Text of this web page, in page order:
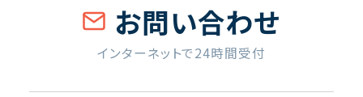
お問い合わせ
インターネットで24時間受付